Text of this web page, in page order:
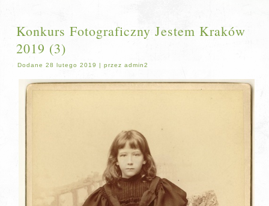
Konkurs Fotograficzny Jestem Kraków
2019 (3)
Dodane 28 lutego 2019 |przez admin2